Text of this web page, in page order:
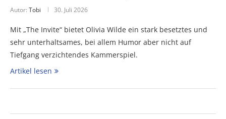
Autor: Tobi 30. Juli 2026
Mit „The Invite“ bietet Olivia Wilde ein stark besetztes und
sehr unterhaltsames, bei allem Humor aber nicht auf
Tiefgang verzichtendes Kammerspiel.
Artikel lesen